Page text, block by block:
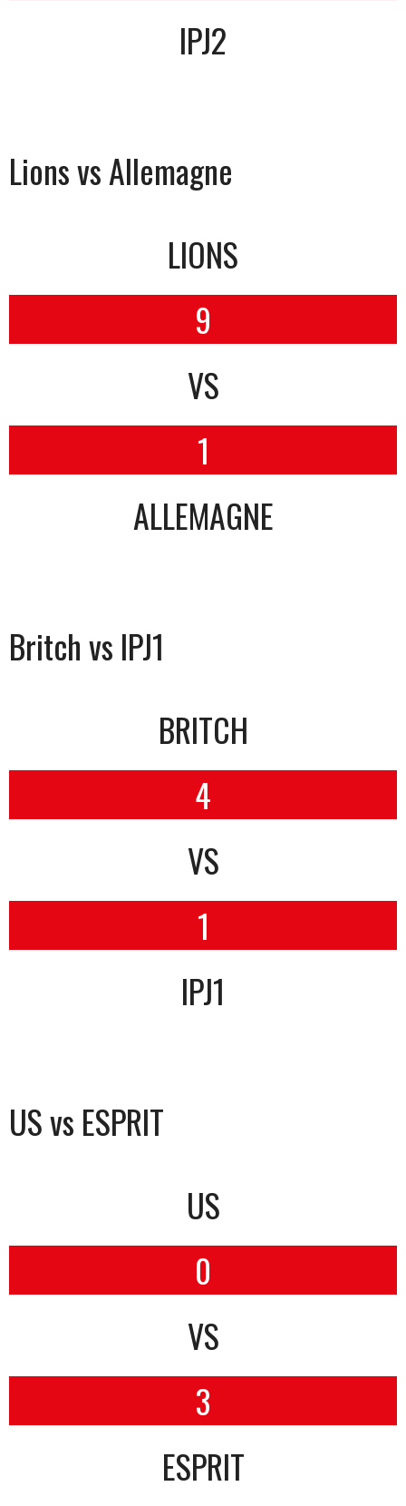
IPJ2
Lions vs Allemagne
LIONS
9
VS
1
ALLEMAGNE
Britch vs IPJ1
BRITCH
4
VS
1
IPJ1
US vs ESPRIT
US
0
VS
3
ESPRIT